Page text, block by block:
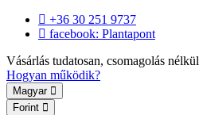
+36 30 251 9737
facebook: Plantapont
Vásárlás tudatosan, csomagolás nélkül
Hogyan működik?
Magyar
Forint